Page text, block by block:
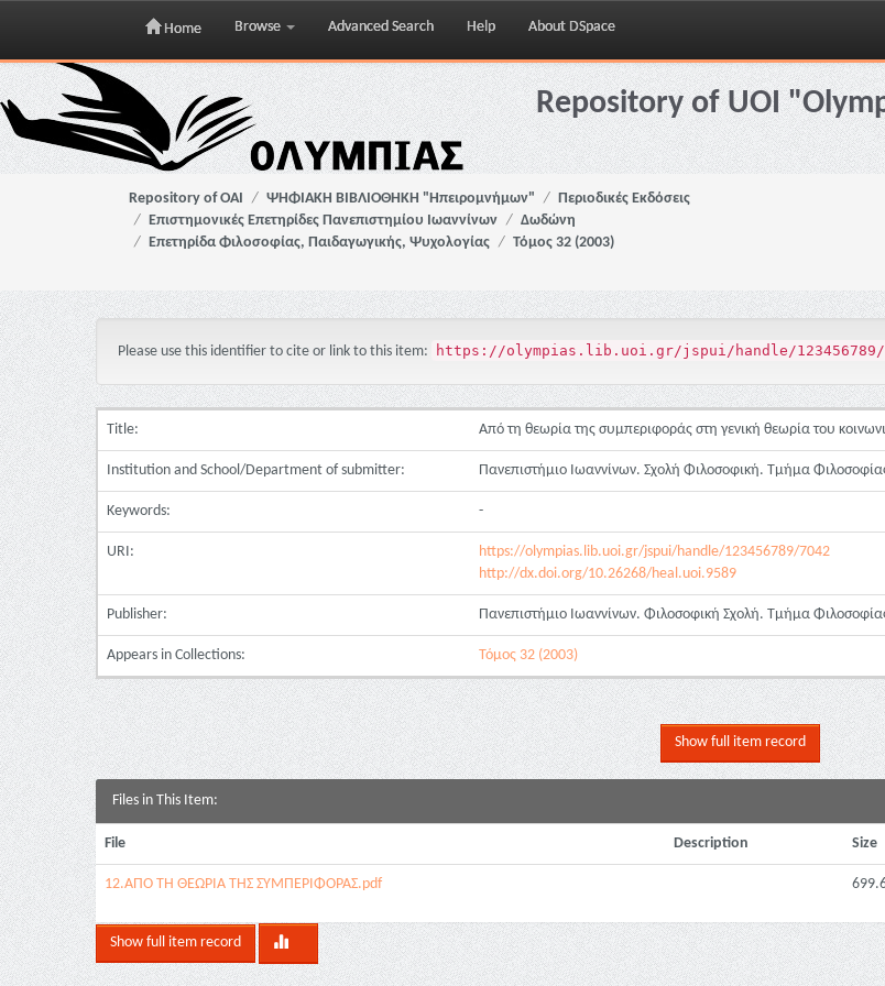
Skip
navigation
Home Browse Advanced Search Help About DSpace
Repository of UOI
Repository of OAI ΨΗΦΙΑΚΗ ΒΙΒΛΙΟΘΗΚΗ "Ηπειρομνήμων"
Περιοδικές Εκδόσεις
Επιστημονικές Επετηρίδες Πανεπιστημίου Ιωαννίνων
Δωδώνη
Επετηρίδα Φιλοσοφίας, Παιδαγωγικής, Ψυχολογίας
Τόμος 32 (2003)
Please use this identifier to cite or link to this item: https://olympias.lib.uoi.gr/jspui/handle/123456789/
Title: Από τη θεωρία της συμπεριφοράς στη γενική θεωρία του
Institution and School/Department of submitter: Πανεπιστήμιο Ιωαννίνων. Σχολή Φιλοσοφική. Τμήμα
Keywords: -
URI:
https://olympias.lib.uoi.gr/jspui/handle/123456789/7042
http://dx.doi.org/10.26268/heal.uoi.9589
Publisher: Πανεπιστήμιο Ιωαννίνων. Φιλοσοφική Σχολή. Τμήμα
Appears in Collections: Τόμος 32 (2003)
Show full item record
Files in This Item:
File Description Size
12.ΑΠΟ ΤΗ ΘΕΩΡΙΑ ΤΗΣ ΣΥΜΠΕΡΙΦΟΡΑΣ.pdf
Show full item record